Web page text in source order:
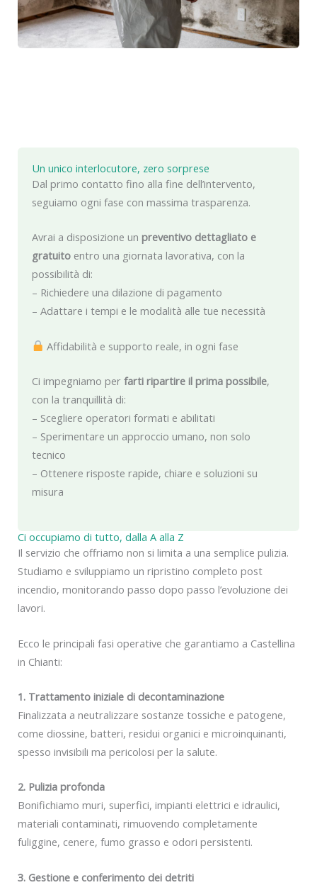
Ci occupiamo di tutto, dalla A alla Z
Il servizio che offriamo non si limita a una semplice pulizia.
Studiamo e sviluppiamo un ripristino completo post
incendio, monitorando passo dopo passo l’evoluzione dei
lavori.
Ecco le principali fasi operative che garantiamo a Castellina
in Chianti:
1. Trattamento iniziale di decontaminazione
Finalizzata a neutralizzare sostanze tossiche e patogene,
come diossine, batteri, residui organici e microinquinanti,
spesso invisibili ma pericolosi per la salute.
2. Pulizia profonda
Bonifichiamo muri, superfici, impianti elettrici e idraulici,
materiali contaminati, rimuovendo completamente
fuliggine, cenere, fumo grasso e odori persistenti.
3. Gestione e conferimento dei detriti
Un unico interlocutore, zero sorprese
Dal primo contatto fino alla fine dell’intervento,
seguiamo ogni fase con massima trasparenza.
Avrai a disposizione un preventivo dettagliato e
gratuito entro una giornata lavorativa, con la
possibilità di:
– Richiedere una dilazione di pagamento
– Adattare i tempi e le modalità alle tue necessità
Affidabilità e supporto reale, in ogni fase
Ci impegniamo per farti ripartire il prima possibile,
con la tranquillità di:
– Scegliere operatori formati e abilitati
– Sperimentare un approccio umano, non solo
tecnico
– Ottenere risposte rapide, chiare e soluzioni su
misura